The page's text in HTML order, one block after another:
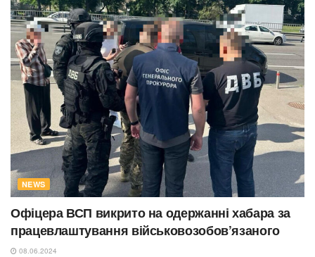
NEWS
Офіцера ВСП викрито на одержанні хабара за
працевлаштування військовозобов’язаного
08.06.2024